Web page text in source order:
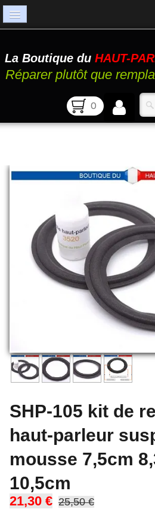
Catalogue
Atelier
La Boutique du HAUT-
Réparer plutôt que
0
SHP-105 kit de
haut-parleur
mousse 7,5cm
10,5cm
21,30 € 25,50 €